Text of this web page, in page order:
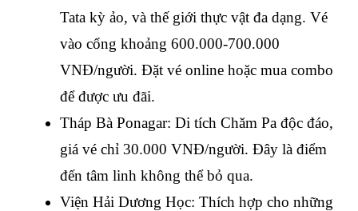
Tata kỳ ảo, và thế giới thực vật đa dạng. Vé
vào cổng khoảng 600.000-700.000
VNĐ/người. Đặt vé online hoặc mua combo
để được ưu đãi.
Tháp Bà Ponagar: Di tích Chăm Pa độc đáo,
giá vé chỉ 30.000 VNĐ/người. Đây là điểm
đến tâm linh không thể bỏ qua.
Viện Hải Dương Học: Thích hợp cho những